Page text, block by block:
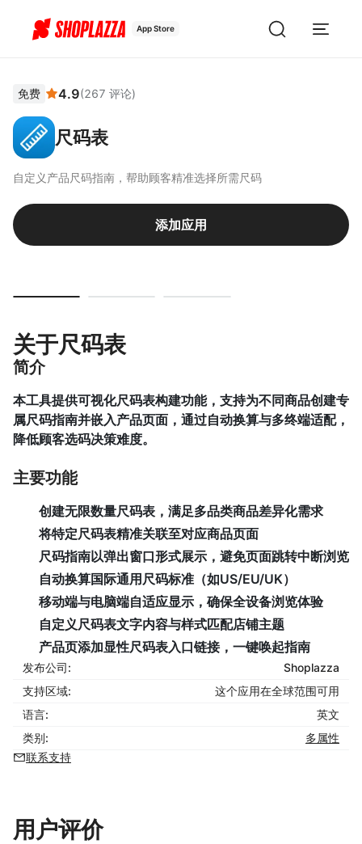
App Store
免费 4.9(267 评论)
尺码表
自定义产品尺码指南，帮助顾客精准选择所需尺码
添加应用
关于尺码表
简介
本工具提供可视化尺码表构建功能，支持为不同商品创建专
属尺码指南并嵌入产品页面，通过自动换算与多终端适配，
降低顾客选码决策难度。
主要功能
创建无限数量尺码表，满足多品类商品差异化需求
将特定尺码表精准关联至对应商品页面
尺码指南以弹出窗口形式展示，避免页面跳转中断浏览
自动换算国际通用尺码标准（如US/EU/UK）
移动端与电脑端自适应显示，确保全设备浏览体验
自定义尺码表文字内容与样式匹配店铺主题
产品页添加显性尺码表入口链接，一键唤起指南
发布公司:
Shoplazza
支持区域:
这个应用在全球范围可用
语言:
英文
类别:
多属性
联系支持
用户评价